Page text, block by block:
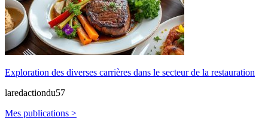
Exploration des diverses carrières dans le secteur de la restauration
laredactiondu57
Mes publications >